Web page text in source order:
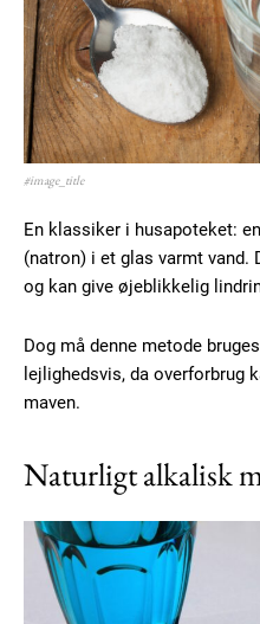
#image_title
En klassiker i husapoteket:
(natron) i et glas varmt vand.
og kan give øjeblikkelig
Dog må denne metode
lejlighedsvis, da overforbrug
maven.
Naturligt alkalisk